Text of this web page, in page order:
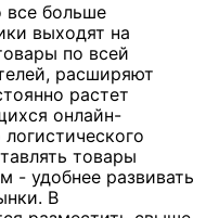
все больше
выходят на
по всей
расширяют
растет
онлайн-
товары
- удобнее развивать
В